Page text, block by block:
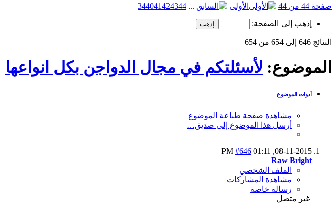
صفحة 44 من 44 الأولى ...
344041424344
إذهب إلى الصفحة:
النتائج 646 إلى 654 من 654
الموضوع: لأسئلتكم في مجال الدواجن بكل انواعها
أدوات الموضوع
مشاهدة صفحة طباعة الموضوع
أرسل هذا الموضوع إلى صديق…
08-11-2015,
01:11 PM
#646
Raw Bright
الملف الشخصي
مشاهدة المشاركات
رسالة خاصة
غير متصل